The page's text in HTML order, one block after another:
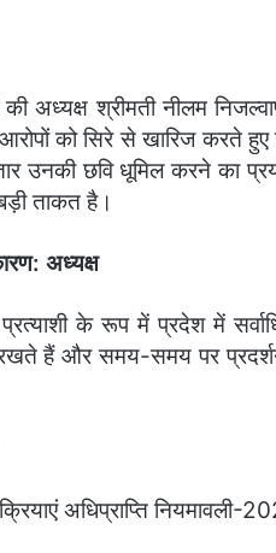
की अध्यक्ष श्रीमती नीलम
को सिरे से खारिज करते हुए
उनकी छवि धूमिल करने का
ताकत है।
अध्यक्ष
के रूप में प्रदेश में
हैं और समय-समय पर
अधिप्राप्ति